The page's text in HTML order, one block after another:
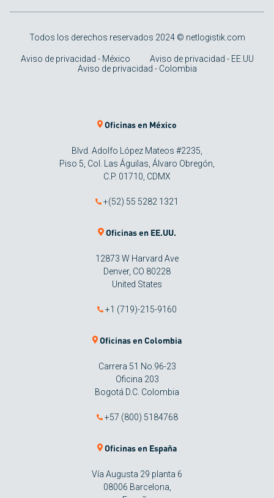
Todos los derechos reservados 2024 © netlogistik.com
Aviso de privacidad - México
Aviso de privacidad - EE.UU
Aviso de privacidad - Colombia
Oficinas en México
Blvd. Adolfo López Mateos #2235,
Piso 5, Col. Las Águilas, Álvaro Obregón,
C.P. 01710, CDMX
+(52) 55 5282 1321
Oficinas en EE.UU.
12873 W Harvard Ave
Denver, CO 80228
United States
+1 (719)-215-9160
Oficinas en Colombia
Carrera 51 No.96-23
Oficina 203
Bogotá D.C. Colombia
+57 (800) 5184768
Oficinas en España
Vía Augusta 29 planta 6
08006 Barcelona,